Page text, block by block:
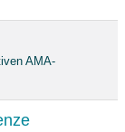
AMA-